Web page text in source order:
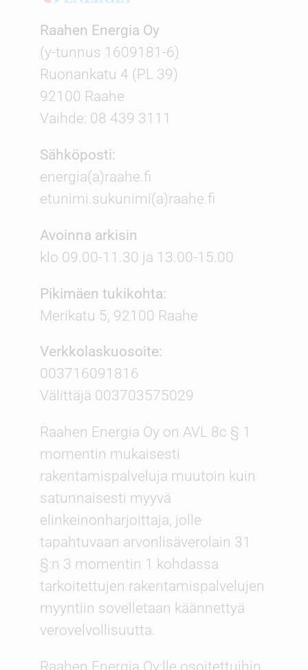
Raahen Energia Oy
(y-tunnus 1609181-6)
Ruonankatu 4 (PL 39)
92100 Raahe
Vaihde: 08 439 3111
Sähköposti:
energia(a)raahe.fi
etunimi.sukunimi(a)raahe.fi
Avoinna arkisin
klo 09.00-11.30 ja 13.00-15.00
Pikimäen tukikohta:
Merikatu 5, 92100 Raahe
Verkkolaskuosoite:
003716091816
Välittäjä 003703575029
Raahen Energia Oy on AVL 8c § 1
momentin mukaisesti
rakentamispalveluja muutoin kuin
satunnaisesti myyvä
elinkeinonharjoittaja, jolle
tapahtuvaan arvonlisäverolain 31
§:n 3 momentin 1 kohdassa
tarkoitettujen rakentamispalvelujen
myyntiin sovelletaan käännettyä
verovelvollisuutta.
Raahen Energia Oy:lle osoitettuihin